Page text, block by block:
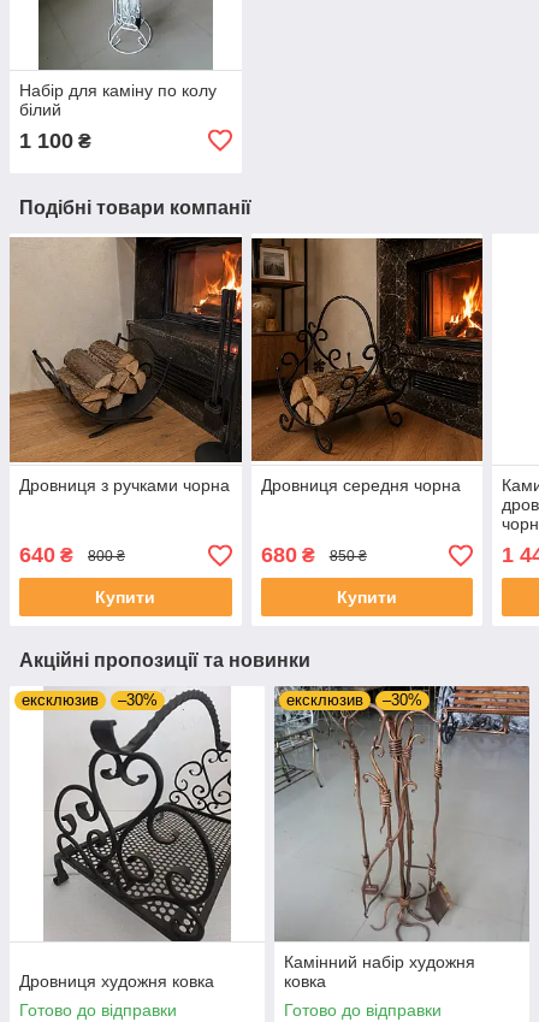
Набір для каміну по колу
білий
1 100 ₴
Подібні товари компанії
Дровниця з ручками чорна
640 ₴ 800 ₴
Купити
Дровниця середня чорна
680₴ 850 ₴
Купити
1
Акційні пропозиції та новинки
ексклюзив –30%
Дровниця художня ковка
Готово до відправки
ексклюзив –30%
Камінний набір художня
ковка
Готово до відправки